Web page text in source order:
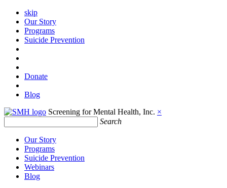
skip
Our Story
Programs
Suicide Prevention
Donate
Blog
Screening for Mental Health, Inc. ×
Search
Our Story
Programs
Suicide Prevention
Webinars
Blog